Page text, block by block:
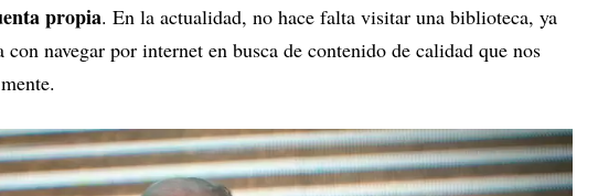
propia. En la actualidad, no hace falta visitar una biblioteca, ya
con navegar por internet en busca de contenido de calidad que nos